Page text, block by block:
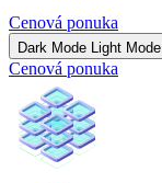
Cenová ponuka
Dark Mode Light Mode
Cenová ponuka